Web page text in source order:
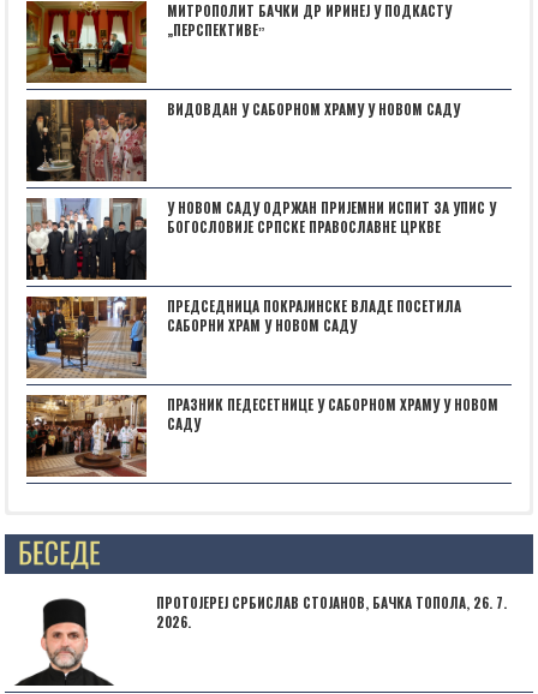
МИТРОПОЛИТ БАЧКИ ДР ИРИНЕЈ У ПОДКАСТУ
„ПЕРСПЕКТИВЕˮ
ВИДОВДАН У САБОРНОМ ХРАМУ У НОВОМ САДУ
У НОВОМ САДУ ОДРЖАН ПРИЈЕМНИ ИСПИТ ЗА УПИС У
БОГОСЛОВИЈЕ СРПСКЕ ПРАВОСЛАВНЕ ЦРКВЕ
ПРЕДСЕДНИЦА ПОКРАЈИНСКЕ ВЛАДЕ ПОСЕТИЛА
САБОРНИ ХРАМ У НОВОМ САДУ
ПРАЗНИК ПЕДЕСЕТНИЦЕ У САБОРНОМ ХРАМУ У НОВОМ
САДУ
Posts not found
ПРОТОЈЕРЕЈ СРБИСЛАВ СТОЈАНОВ, БАЧКА ТОПОЛА, 26. 7.
2026.